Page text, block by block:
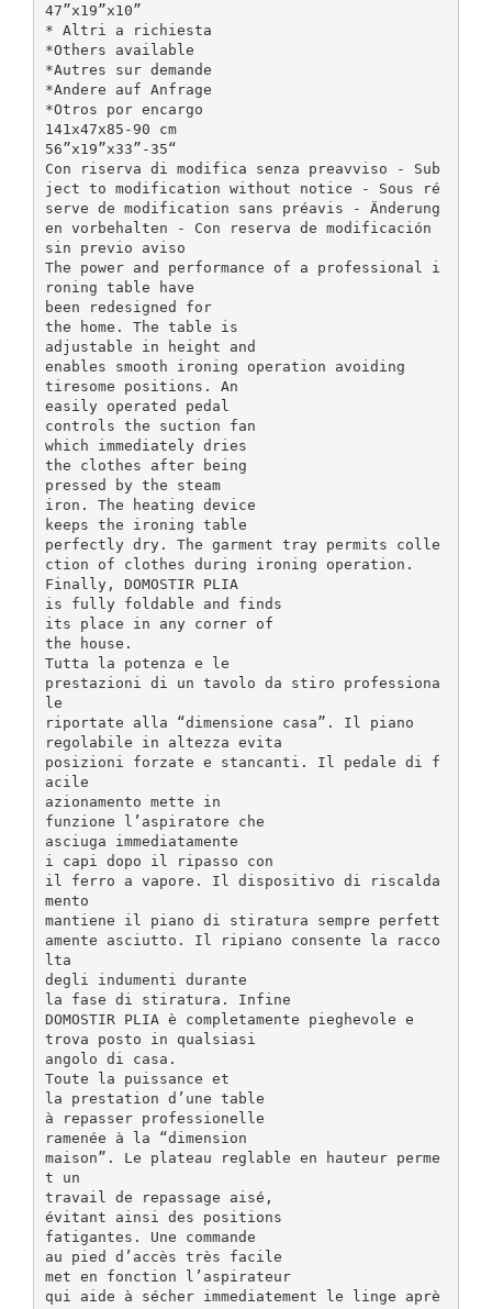
47”x19”x10”
* Altri a richiesta
*Others available
*Autres sur demande
*Andere auf Anfrage
*Otros por encargo
141x47x85-90 cm
56”x19”x33”-35“
Con riserva di modifica senza preavviso - Sub
ject to modification without notice - Sous ré
serve de modification sans préavis - Änderung
en vorbehalten - Con reserva de modificación
sin previo aviso
The power and performance of a professional i
roning table have
been redesigned for
the home. The table is
adjustable in height and
enables smooth ironing operation avoiding
tiresome positions. An
easily operated pedal
controls the suction fan
which immediately dries
the clothes after being
pressed by the steam
iron. The heating device
keeps the ironing table
perfectly dry. The garment tray permits colle
ction of clothes during ironing operation.
Finally, DOMOSTIR PLIA
is fully foldable and finds
its place in any corner of
the house.
Tutta la potenza e le
prestazioni di un tavolo da stiro professiona
le
riportate alla “dimensione casa”. Il piano
regolabile in altezza evita
posizioni forzate e stancanti. Il pedale di f
acile
azionamento mette in
funzione l’aspiratore che
asciuga immediatamente
i capi dopo il ripasso con
il ferro a vapore. Il dispositivo di riscalda
mento
mantiene il piano di stiratura sempre perfett
amente asciutto. Il ripiano consente la racco
lta
degli indumenti durante
la fase di stiratura. Infine
DOMOSTIR PLIA è completamente pieghevole e
trova posto in qualsiasi
angolo di casa.
Toute la puissance et
la prestation d’une table
à repasser professionelle
ramenée à la “dimension
maison”. Le plateau reglable en hauteur perme
t un
travail de repassage aisé,
évitant ainsi des positions
fatigantes. Une commande
au pied d’accès très facile
met en fonction l’aspirateur
qui aide à sécher immediatement le linge aprè